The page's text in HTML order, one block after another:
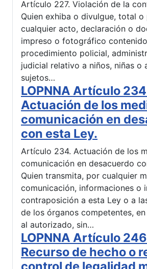
Artículo 227. Violación de la
Quien exhiba o divulgue, total o
cualquier acto, declaración o
impreso o fotográfico
procedimiento policial,
judicial relativo a niños, niñas o
sujetos…
LOPNNA Artículo
Actuación de los
comunicación en
con esta Ley.
Artículo 234. Actuación de los
comunicación en desacuerdo
Quien transmita, por cualquier
comunicación, informaciones o
contraposición a esta Ley o a
de los órganos competentes,
al autorizado, sin…
LOPNNA Artículo
Recurso de hecho o